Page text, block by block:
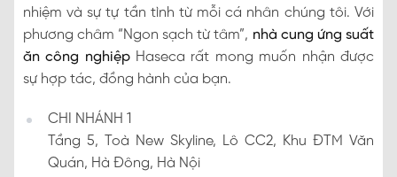
nhiệm và sự tự tần tình từ mỗi cá nhân chúng tôi. Với
phương châm “Ngon sạch từ tâm”, nhà cung ứng suất
ăn công nghiệpHaseca rất mong muốn nhận được
sự hợp tác, đồng hành của bạn.
CHI NHÁNH 1
Tầng 5, Toà New Skyline, Lô CC2, Khu ĐTM Văn
Quán, Hà Đông, Hà Nội